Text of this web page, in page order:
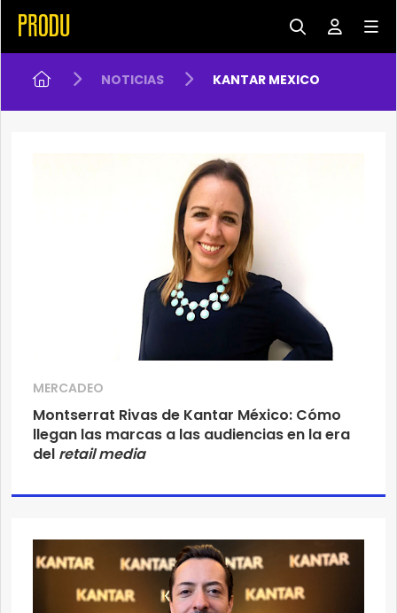
NOTICIAS KANTAR MEXICO
MERCADEO
Montserrat Rivas de Kantar México: Cómo
llegan las marcas a las audiencias en la era
del retail media